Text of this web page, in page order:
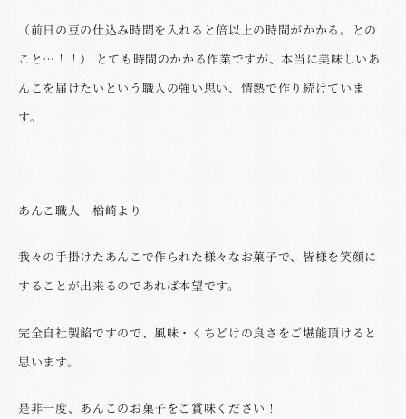
（前日の豆の仕込み時間を入れると倍以上の時間がかかる。との
こと…！！） とても時間のかかる作業ですが、本当に美味しいあ
んこを届けたいという職人の強い思い、情熱で作り続けていま
す。
あんこ職人 楢崎より
我々の手掛けたあんこで作られた様々なお菓子で、皆様を笑顔に
することが出来るのであれば本望です。
完全自社製餡ですので、風味・くちどけの良さをご堪能頂けると
思います。
是非一度、あんこのお菓子をご賞味ください！